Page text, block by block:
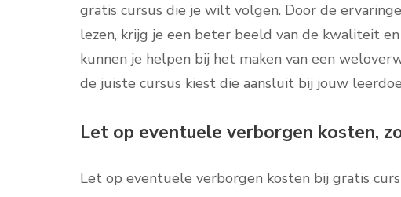
gratis cursus die je wilt volgen. Door de
lezen, krijg je een beter beeld van de kwaliteit
kunnen je helpen bij het maken van een
de juiste cursus kiest die aansluit bij jouw
Let op eventuele verborgen kosten,
Let op eventuele verborgen kosten bij gratis